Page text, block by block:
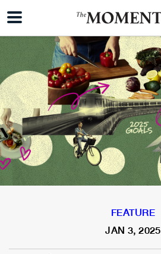
FEATURE
JAN 3, 2025